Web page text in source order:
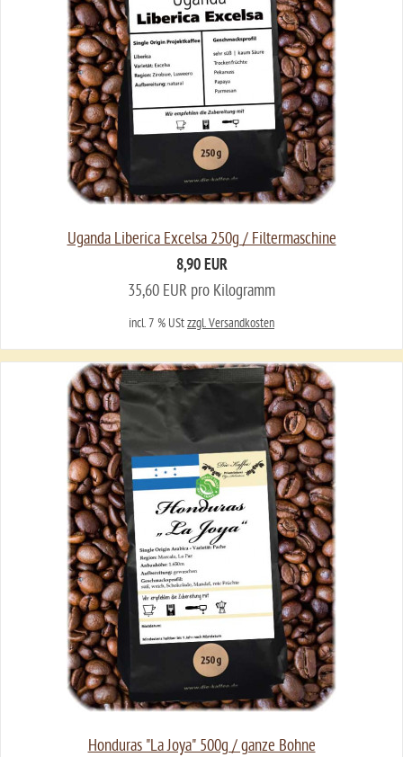
Uganda Liberica Excelsa 250g / Filtermaschine
8,90 EUR
35,60 EUR pro Kilogramm
incl. 7 % UStzzgl. Versandkosten
Honduras "La Joya" 500g / ganze Bohne